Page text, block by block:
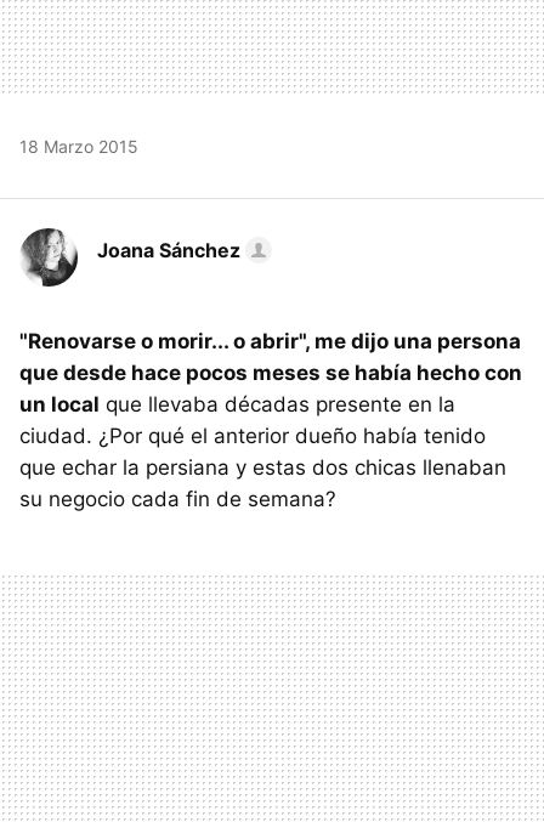
18 Marzo 2015
Joana Sánchez
"Renovarse o morir... o abrir", me dijo una persona
que desde hace pocos meses se había hecho con
un local que llevaba décadas presente en la
ciudad. ¿Por qué el anterior dueño había tenido
que echar la persiana y estas dos chicas llenaban
su negocio cada fin de semana?